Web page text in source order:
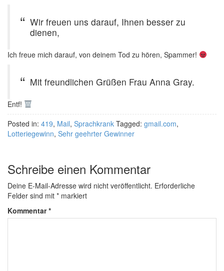
Wir freuen uns darauf, Ihnen besser zu
dienen,
Ich freue mich darauf, von deinem Tod zu hören, Spammer!
Mit freundlichen Grüßen Frau Anna Gray.
Entf!
Posted in: 419, Mail, Sprachkrank Tagged: gmail.com,
Lotteriegewinn, Sehr geehrter Gewinner
Schreibe einen Kommentar
Deine E-Mail-Adresse wird nicht veröffentlicht. Erforderliche
Felder sind mit * markiert
Kommentar*